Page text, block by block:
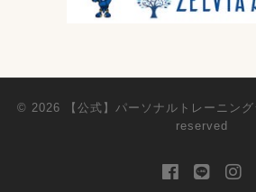
© 2026 【公式】パーソナルトレーニン
reserved